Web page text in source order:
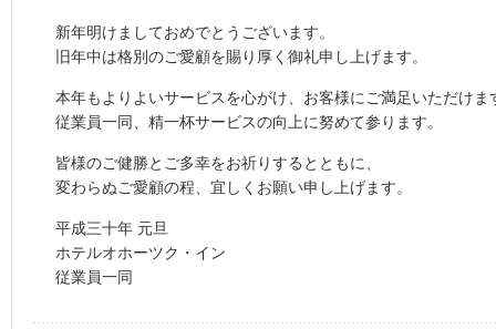
新年明けましておめでとうございます。
旧年中は格別のご愛顧を賜り厚く御礼申し上げます。
本年もよりよいサービスを心がけ、お客様にご満足いただけま
従業員一同、精一杯サービスの向上に努めて参ります。
皆様のご健勝とご多幸をお祈りするとともに、
変わらぬご愛顧の程、宜しくお願い申し上げます。
平成三十年 元旦
ホテルオホーツク・イン
従業員一同